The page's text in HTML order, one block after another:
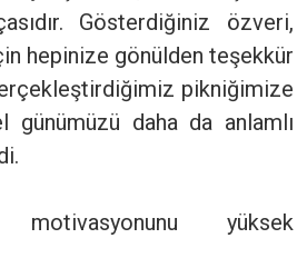
Gösterdiğiniz özveri,
hepinize gönülden teşekkür
pikniğimize
günümüzü daha da anlamlı
motivasyonunu yüksek